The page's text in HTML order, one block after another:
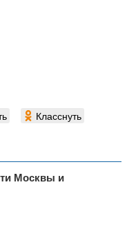
Класснуть
Москвы и